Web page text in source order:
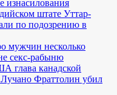
изнасилования
штате Уттар-
по подозрению в
мужчин несколько
секс-рабыню
глава канадской
Фраттолин убил